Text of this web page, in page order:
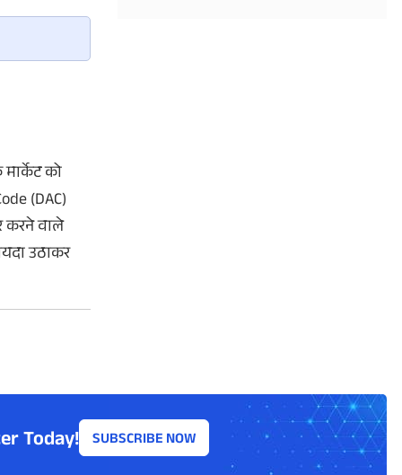
को
(DAC)
करने वाले
उठाकर
Today! SUBSCRIBE NOW